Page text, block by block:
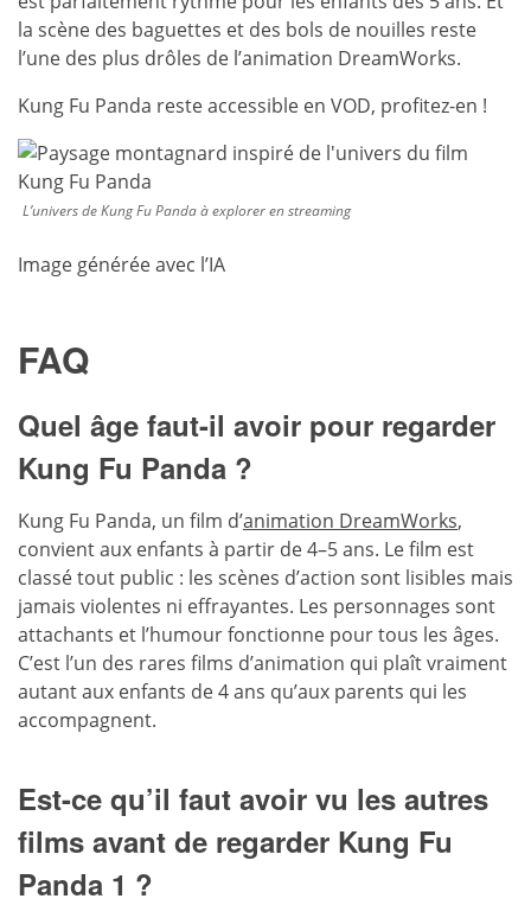
la scène des baguettes et des bols de nouilles reste
l’une des plus drôles de l’animation DreamWorks.
Kung Fu Panda reste accessible en VOD, profitez-en !
L’univers de Kung Fu Panda à explorer en streaming
Image générée avec l’IA
FAQ
Quel âge faut-il avoir pour regarder
Kung Fu Panda ?
Kung Fu Panda, un film d’animation DreamWorks,
convient aux enfants à partir de 4–5 ans. Le film est
classé tout public : les scènes d’action sont lisibles mais
jamais violentes ni effrayantes. Les personnages sont
attachants et l’humour fonctionne pour tous les âges.
C’est l’un des rares films d’animation qui plaît vraiment
autant aux enfants de 4 ans qu’aux parents qui les
accompagnent.
Est-ce qu’il faut avoir vu les autres
films avant de regarder Kung Fu
Panda 1 ?